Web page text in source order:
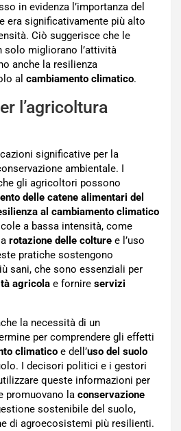
in evidenza l’importanza del
era significativamente più alto
Ciò suggerisce che le
solo migliorano l’attività
anche la resilienza
al cambiamento climatico.
l’agricoltura
significative per la
ambientale. I
gli agricoltori possono
delle catene alimentari del
al cambiamento climatico
a bassa intensità, come
rotazione delle colture e l’uso
pratiche sostengono
sani, che sono essenziali per
agricola e fornire servizi
la necessità di un
per comprendere gli effetti
climatico e dell’uso del suolo
I decisori politici e i gestori
queste informazioni per
promuovano la conservazione
sostenibile del suolo,
di agroecosistemi più resilienti.